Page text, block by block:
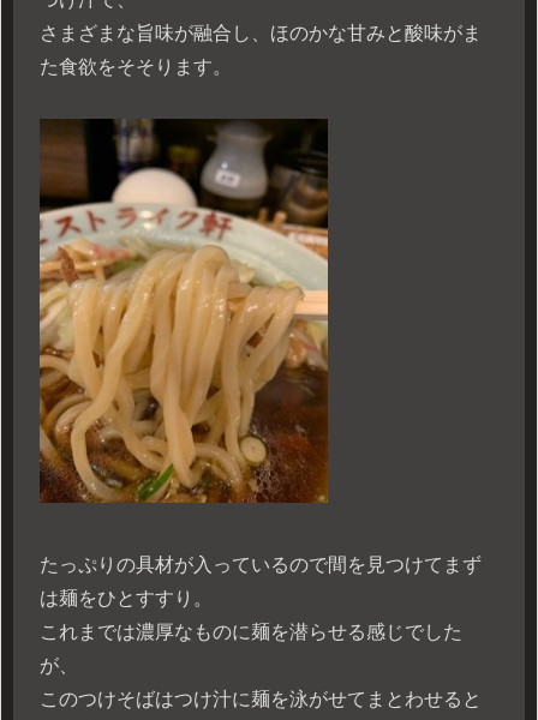
さまざまな旨味が融合し、ほのかな甘みと酸味がま
た食欲をそそります。
たっぷりの具材が入っているので間を見つけてまず
は麺をひとすすり。
これまでは濃厚なものに麺を潜らせる感じでした
が、
このつけそばはつけ汁に麺を泳がせてまとわせると